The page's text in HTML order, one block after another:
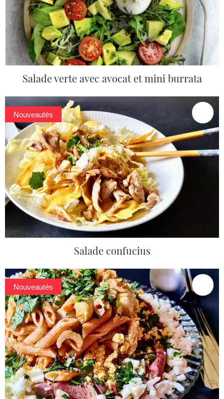
Salade verte avec avocat et mini burrata
Nouveautés
Salade confucius
Nouveautés